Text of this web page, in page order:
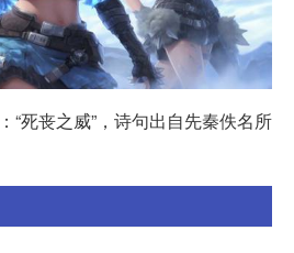
“死丧之威”，诗句出自先秦佚名所